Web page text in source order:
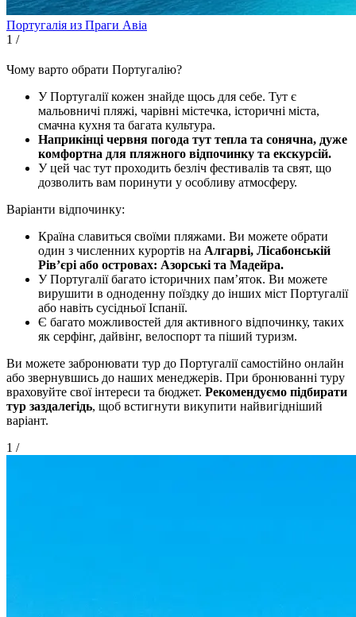
Португалія из Праги Авіа
1 /
Чому варто обрати Португалію?
У Португалії кожен знайде щось для себе. Тут є
мальовничі пляжі, чарівні містечка, історичні міста,
смачна кухня та багата культура.
Наприкінці червня погода тут тепла та сонячна, дуже
комфортна для пляжного відпочинку та екскурсій.
У цей час тут проходить безліч фестивалів та свят, що
дозволить вам поринути у особливу атмосферу.
Варіанти відпочинку:
Країна славиться своїми пляжами. Ви можете обрати
один з численних курортів на Алгарві, Лісабонській
Рів’єрі або островах: Азорські та Мадейра.
У Португалії багато історичних пам’яток. Ви можете
вирушити в одноденну поїздку до інших міст Португалії
або навіть сусідньої Іспанії.
Є багато можливостей для активного відпочинку, таких
як серфінг, дайвінг, велоспорт та піший туризм.
Ви можете забронювати тур до Португалії самостійно онлайн
або звернувшись до наших менеджерів. При бронюванні туру
враховуйте свої інтереси та бюджет. Рекомендуємо підбирати
тур заздалегідь, щоб встигнути викупити найвигідніший
варіант.
1 /